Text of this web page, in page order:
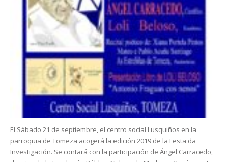
El Sábado 21 de septiembre, el centro social Lusquiños en la
parroquia de Tomeza acogerá la edición 2019 de la Festa da
Investigación. Se contará con la participación de Ángel Carracedo,